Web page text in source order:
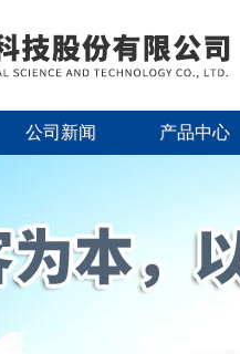
公司新闻 产品中心